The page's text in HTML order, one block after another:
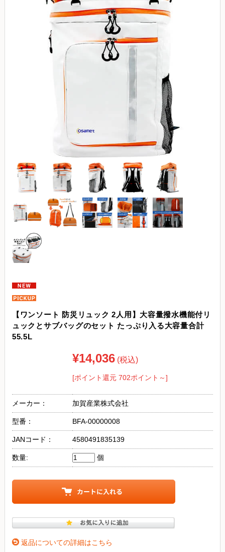
【ワンソート 防災リュック 2人用】大容量撥水機能付リ
ュックとサブバッグのセット たっぷり入る大容量合計
55.5L
¥14,036 (税込)
[ポイント還元 702ポイント～]
メーカー： 加賀産業株式会社
型番： BFA-00000008
JANコード： 4580491835139
数量: 個
返品についての詳細はこちら